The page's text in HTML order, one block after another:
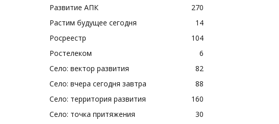
Развитие АПК
270
Растим будущее сегодня
14
Росреестр
104
Ростелеком
6
Село: вектор развития
82
Село: вчера сегодня завтра
88
Село: территория развития
160
Село: точка притяжения
30